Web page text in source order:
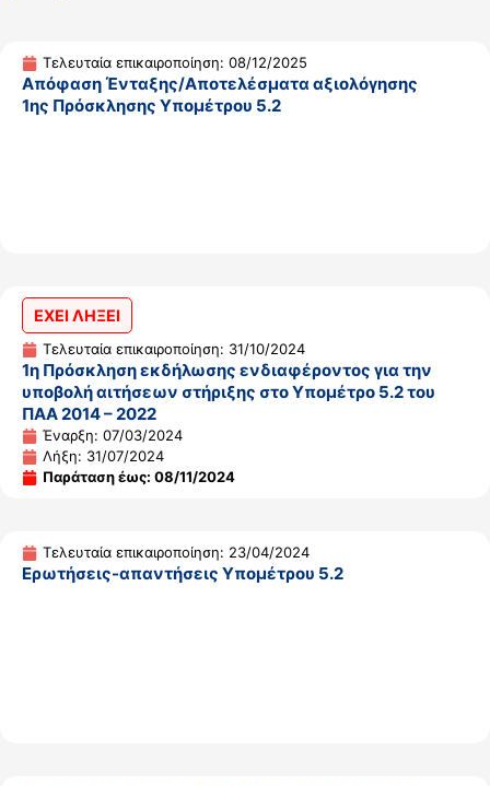
Τελευταία επικαιροποίηση: 08/12/2025
Απόφαση Ένταξης/Αποτελέσματα αξιολόγησης
1ης Πρόσκλησης Υπομέτρου 5.2
ΕΧΕΙ ΛΗΞΕΙ
Τελευταία επικαιροποίηση: 31/10/2024
1η Πρόσκληση εκδήλωσης ενδιαφέροντος για την
υποβολή αιτήσεων στήριξης στο Υπομέτρο 5.2 του
ΠΑΑ 2014 – 2022
Έναρξη: 07/03/2024
Λήξη: 31/07/2024
Παράταση έως: 08/11/2024
Τελευταία επικαιροποίηση: 23/04/2024
Eρωτήσεις-απαντήσεις Υπομέτρου 5.2